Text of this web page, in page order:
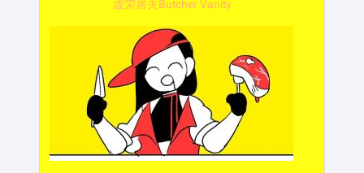
虚荣屠夫Butcher Vanity